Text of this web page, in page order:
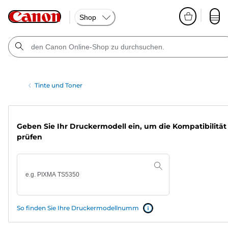
Shop
Tinte und Toner
Geben Sie Ihr Druckermodell ein, um die Kompatibilität
prüfen
So finden Sie Ihre Druckermodellnumm